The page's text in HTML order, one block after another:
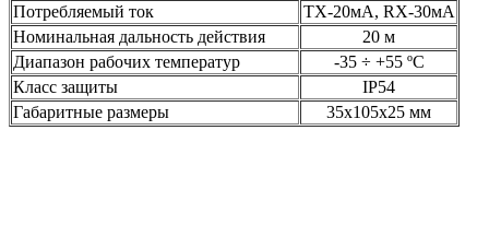
Потребляемый ток
ТХ-20мА, RX-30мА
Номинальная дальность действия
20 м
Диапазон рабочих температур
-35 ÷ +55 ºС
Класс защиты
IP54
Габаритные размеры
35х105х25 мм